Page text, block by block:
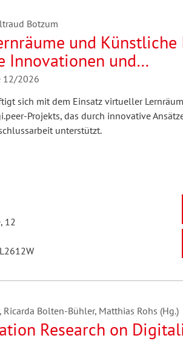
Botzum
und
Innovationen und
Digitales
Ansätze im
der Technischen
12/2026
sich mit dem Einsatz virtueller
Projekts, das durch innovative
unterstützt.
12
Ricarda Bolten-Bühler, Matthias Rohs (Hg.)
Research on